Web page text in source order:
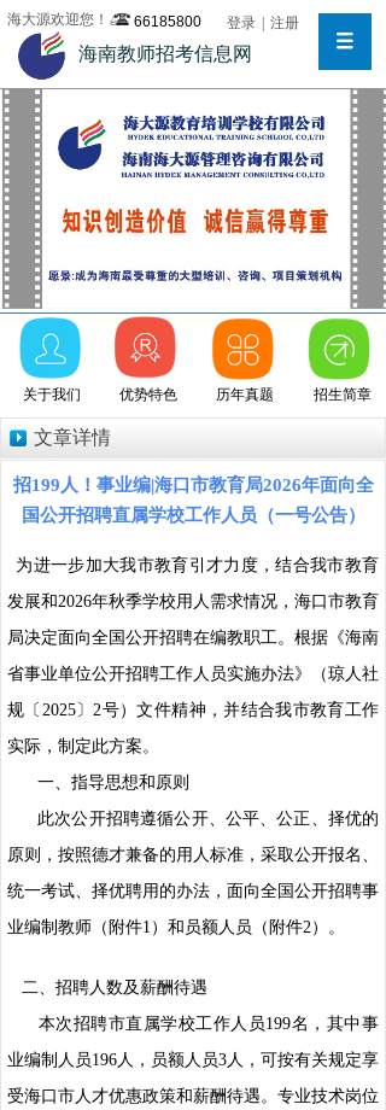
海大源欢迎您！ 66185800 登录 注册
海南教师招考信息网
优势特色
关于我们 历年真题 招生简章
文章详情
招199人！事业编|海口市教育局2026年面向全
国公开招聘直属学校工作人员（一号公告）
为进一步加大我市教育引才力度，结合我市教育
发展和2026年秋季学校用人需求情况，海口市教育
局决定面向全国公开招聘在编教职工。根据《海南
省事业单位公开招聘工作人员实施办法》（琼人社
规〔2025〕2号）文件精神，并结合我市教育工作
实际，制定此方案。
一、指导思想和原则
此次公开招聘遵循公开、公平、公正、择优的
原则，按照德才兼备的用人标准，采取公开报名、
统一考试、择优聘用的办法，面向全国公开招聘事
业编制教师（附件1）和员额人员（附件2）。
二、招聘人数及薪酬待遇
本次招聘市直属学校工作人员199名，其中事
业编制人员196人，员额人员3人，可按有关规定享
受海口市人才优惠政策和薪酬待遇。专业技术岗位